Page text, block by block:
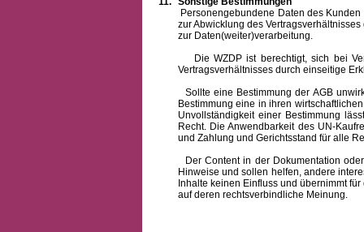
Personengebundene Daten des Kunden
zur Abwicklung des
zur Daten(weiter)verarbeitung.
Die WZDP ist berechtigt, sich bei
Vertragsverhältnisses durch einseitige
Sollte eine Bestimmung der AGB
Bestimmung eine in ihren
Unvollständigkeit einer Bestimmung
Recht. Die Anwendbarkeit des UN-
und Zahlung und Gerichtsstand für alle
Der Content in der Dokumentation oder
Hinweise und sollen helfen, andere
Inhalte keinen Einfluss und übernimmt
auf deren rechtsverbindliche Meinung.